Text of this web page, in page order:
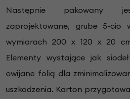
Następnie pakowany
zaprojektowane, grube 5-cio
wymiarach 200 x 120 x 20
Elementy wystające jak
owijane folią dla
uszkodzenia. Karton